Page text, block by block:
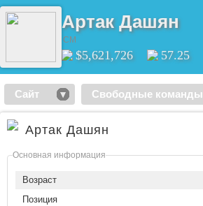
Артак Дашян
CM
$5,621,726 57.25
Сайт Свободные команды
Артак Дашян
Основная информация
Возраст
Позиция